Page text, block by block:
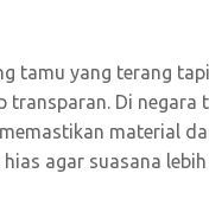
tamu yang terang
transparan. Di
material
agar suasana lebih